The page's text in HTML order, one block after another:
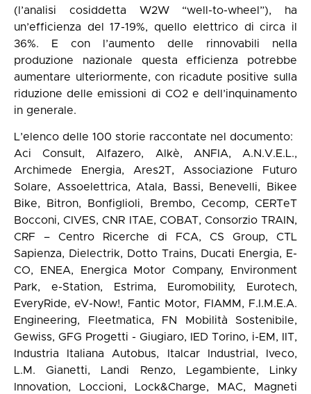
(l’analisi cosiddetta W2W “well-to-wheel”), ha
un’efficienza del 17-19%, quello elettrico di circa il
36%. E con l’aumento delle rinnovabili nella
produzione nazionale questa efficienza potrebbe
aumentare ulteriormente, con ricadute positive sulla
riduzione delle emissioni di CO2 e dell’inquinamento
in generale.
L’elenco delle 100 storie raccontate nel documento:
Aci Consult, Alfazero, Alkè, ANFIA, A.N.V.E.L.,
Archimede Energia, Ares2T, Associazione Futuro
Solare, Assoelettrica, Atala, Bassi, Benevelli, Bikee
Bike, Bitron, Bonfiglioli, Brembo, Cecomp, CERTeT
Bocconi, CIVES, CNR ITAE, COBAT, Consorzio TRAIN,
CRF – Centro Ricerche di FCA, CS Group, CTL
Sapienza, Dielectrik, Dotto Trains, Ducati Energia, E-
CO, ENEA, Energica Motor Company, Environment
Park, e-Station, Estrima, Euromobility, Eurotech,
EveryRide, eV-Now!, Fantic Motor, FIAMM, F.I.M.E.A.
Engineering, Fleetmatica, FN Mobilità Sostenibile,
Gewiss, GFG Progetti - Giugiaro, IED Torino, i-EM, IIT,
Industria Italiana Autobus, Italcar Industrial, Iveco,
L.M. Gianetti, Landi Renzo, Legambiente, Linky
Innovation, Loccioni, Lock&Charge, MAC, Magneti